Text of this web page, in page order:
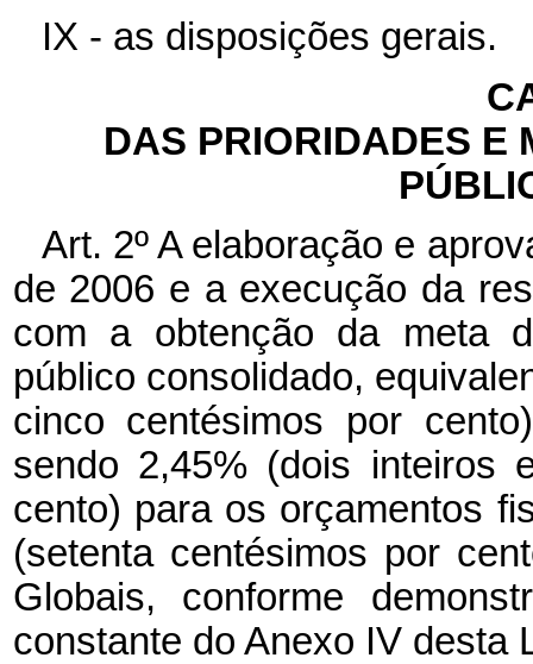
IX - as disposições gerais.
DAS PRIORIDADES E
Art. 2º A elaboração e
de 2006 e a execução da
com a obtenção da meta
público consolidado,
cinco centésimos por
sendo 2,45% (dois inteiros
cento) para os orçamentos
(setenta centésimos por
Globais, conforme
constante do Anexo IV desta